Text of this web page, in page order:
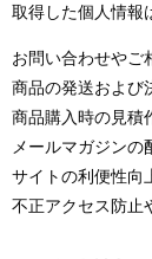
取得した個人情報
お問い合わせやご
商品の発送および
商品購入時の見積
メールマガジンの
サイトの利便性向
不正アクセス防止